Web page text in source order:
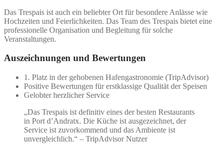
Das Trespais ist auch ein beliebter Ort für besondere Anlässe wie
Hochzeiten und Feierlichkeiten. Das Team des Trespais bietet eine
professionelle Organisation und Begleitung für solche
Veranstaltungen.
Auszeichnungen und Bewertungen
1. Platz in der gehobenen Hafengastronomie (TripAdvisor)
Positive Bewertungen für erstklassige Qualität der Speisen
Gelobter herzlicher Service
„Das Trespais ist definitiv eines der besten Restaurants
in Port d’Andratx. Die Küche ist ausgezeichnet, der
Service ist zuvorkommend und das Ambiente ist
unvergleichlich.“ – TripAdvisor Nutzer